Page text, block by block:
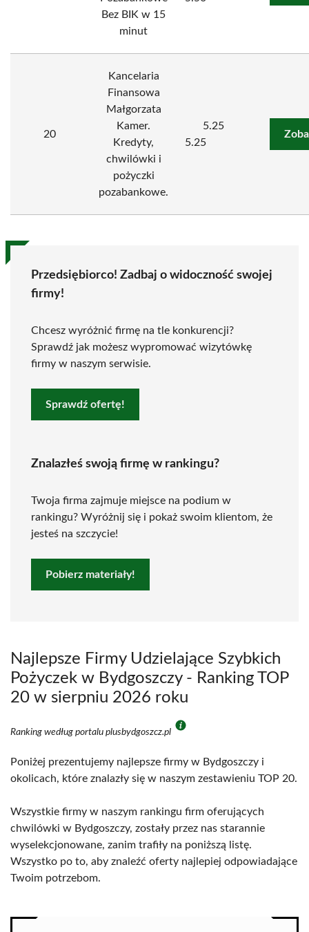
Bez BIK w 15
minut
20
Kancelaria
Finansowa
Małgorzata
Kamer.
Kredyty,
chwilówki i
pożyczki
pozabankowe.
5.25
5.25
Przedsiębiorco! Zadbaj o widoczność swojej
firmy!
Chcesz wyróżnić firmę na tle konkurencji?
Sprawdź jak możesz wypromować wizytówkę
firmy w naszym serwisie.
Sprawdź ofertę!
Znalazłeś swoją firmę w rankingu?
Twoja firma zajmuje miejsce na podium w
rankingu? Wyróżnij się i pokaż swoim klientom, że
jesteś na szczycie!
Pobierz materiały!
Najlepsze Firmy Udzielające Szybkich
Pożyczek w Bydgoszczy - Ranking TOP
20 w sierpniu 2026 roku
Ranking według portalu plusbydgoszcz.pl
Poniżej prezentujemy najlepsze firmy w Bydgoszczy i
okolicach, które znalazły się w naszym zestawieniu TOP 20.
Wszystkie firmy w naszym rankingu firm oferujących
chwilówki w Bydgoszczy, zostały przez nas starannie
wyselekcjonowane, zanim trafiły na poniższą listę.
Wszystko po to, aby znaleźć oferty najlepiej odpowiadające
Twoim potrzebom.